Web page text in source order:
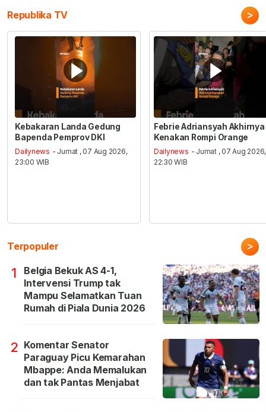
Republika TV >
Kebakaran Landa Gedung
Bapenda Pemprov DKI
Dailynews - Jumat , 07 Aug 2026,
23:00 WIB
Febrie Adriansyah Akhirnya
Kenakan Rompi Orange
Dailynews - Jumat , 07 Aug 2026,
22:30 WIB
Terpopuler >
1
Belgia Bekuk AS 4-1,
Intervensi Trump tak
Mampu Selamatkan Tuan
Rumah di Piala Dunia 2026
2 Komentar Senator
Paraguay Picu Kemarahan
Mbappe: Anda Memalukan
dan tak Pantas Menjabat